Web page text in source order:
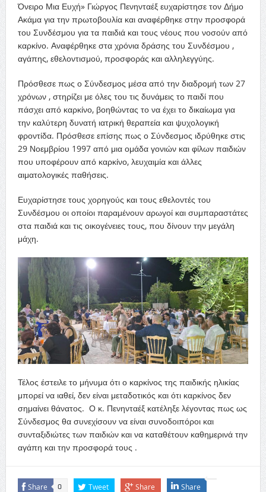
Όνειρο Μια Ευχή» Γιώργος Πενηνταέξ ευχαρίστησε τον Δήμο
Ακάμα για την πρωτοβουλία και αναφέρθηκε στην προσφορά
του Συνδέσμου για τα παιδιά και τους νέους που νοσούν από
καρκίνο. Αναφέρθηκε στα χρόνια δράσης του Συνδέσμου ,
αγάπης, εθελοντισμού, προσφοράς και αλληλεγγύης.
Πρόσθεσε πως ο Σύνδεσμος μέσα από την διαδρομή των 27
χρόνων , στηρίζει με όλες του τις δυνάμεις το παιδί που
πάσχει από καρκίνο, βοηθώντας το να έχει το δικαίωμα για
την καλύτερη δυνατή ιατρική θεραπεία και ψυχολογική
φροντίδα. Πρόσθεσε επίσης πως ο Σύνδεσμος ιδρύθηκε στις
29 Νοεμβρίου 1997 από μια ομάδα γονιών και φίλων παιδιών
που υποφέρουν από καρκίνο, λευχαιμία και άλλες
αιματολογικές παθήσεις.
Ευχαρίστησε τους χορηγούς και τους εθελοντές του
Συνδέσμου οι οποίοι παραμένουν αρωγοί και συμπαραστάτες
στα παιδιά και τις οικογένειες τους, που δίνουν την μεγάλη
μάχη.
Τέλος έστειλε το μήνυμα ότι ο καρκίνος της παιδικής ηλικίας
μπορεί να ιαθεί, δεν είναι μεταδοτικός και ότι καρκίνος δεν
σημαίνει θάνατος. Ο κ. Πενηνταέξ κατέληξε λέγοντας πως ως
Σύνδεσμος θα συνεχίσουν να είναι συνοδοιπόροι και
συνταξιδιώτες των παιδιών και να καταθέτουν καθημερινά την
αγάπη και την προσφορά τους .
Share 0 Tweet Share Share